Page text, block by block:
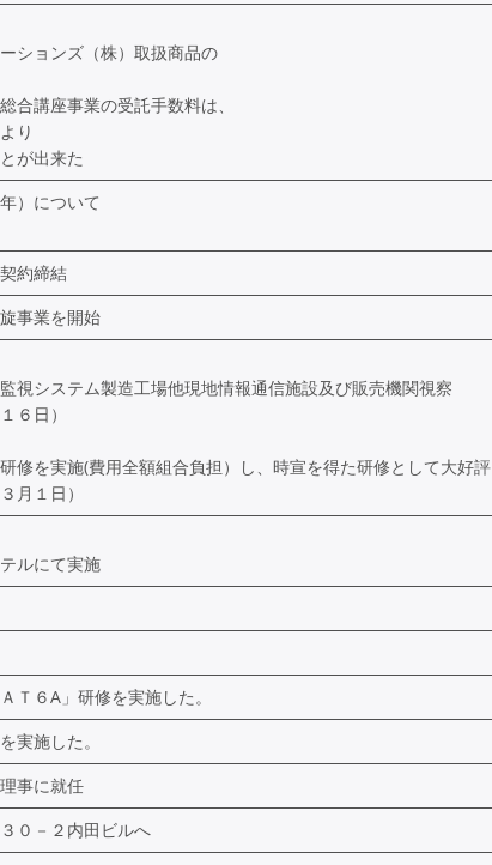
ションズ（株）取扱商品の
合講座事業の受託手数料は、
り
が出来た
）について
約締結
事業を開始
視システム製造工場他現地情報通信施設及び販売機関視察
６日）
修を実施(費用全額組合負担）し、時宣を得た研修として大好評
月１日）
ルにて実施
Ｔ６A」研修を実施した。
実施した。
事に就任
０－２内田ビルへ